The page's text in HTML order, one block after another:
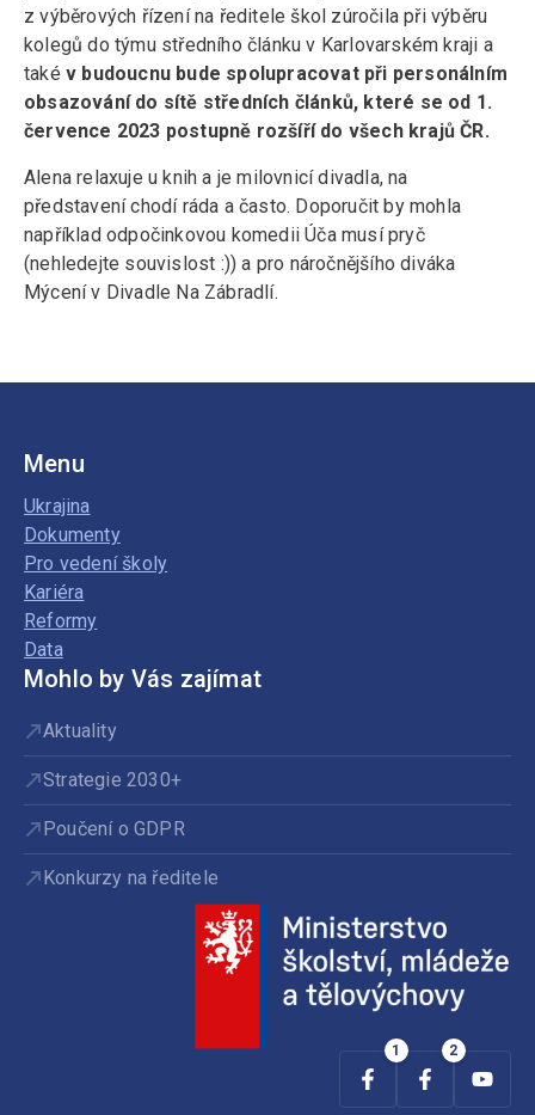
z výběrových řízení na ředitele škol zúročila při výběru
kolegů do týmu středního článku v Karlovarském kraji a
také v budoucnu bude spolupracovat při personálním
obsazování do sítě středních článků, které se od 1.
července 2023 postupně rozšíří do všech krajů ČR.
Alena relaxuje u knih a je milovnicí divadla, na
představení chodí ráda a často. Doporučit by mohla
například odpočinkovou komedii Úča musí pryč
(nehledejte souvislost :)) a pro náročnějšího diváka
Mýcení v Divadle Na Zábradlí.
Menu
Ukrajina
Dokumenty
Pro vedení školy
Kariéra
Reformy
Data
Mohlo by Vás zajímat
Aktuality
Strategie 2030+
Poučení o GDPR
Konkurzy na ředitele